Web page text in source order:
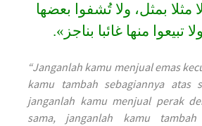
مثلا بمثل، ولا تُشفوا بعضها
منها غائبا بناجز».
“Janganlah kamu menjual emas
kamu tambah sebagiannya atas
janganlah kamu menjual perak
sama, janganlah kamu tambah